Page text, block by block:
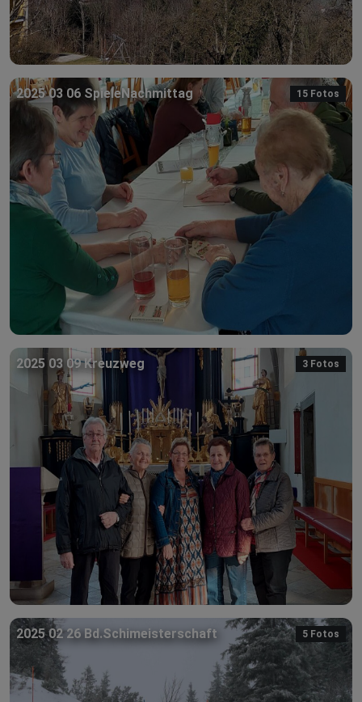
2025 03 06 SpieleNachmittag 15 Fotos
2025 03 09 Kreuzweg 3 Fotos
2025 02 26 Bd.Schimeisterschaft 5 Fotos